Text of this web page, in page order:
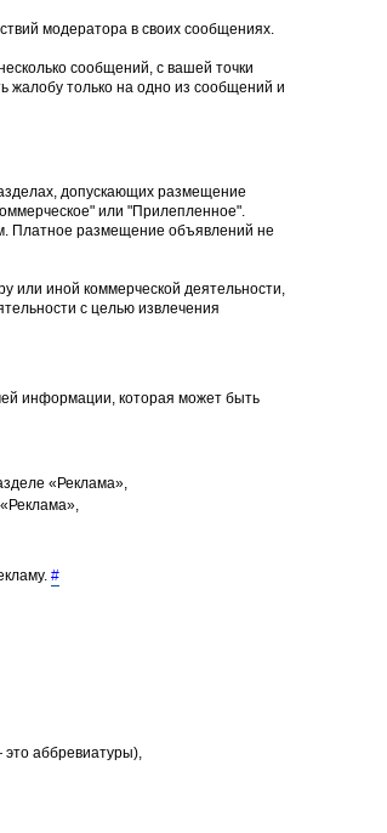
модератора в своих сообщениях.
сообщений, с вашей точки
жалобу только на одно из сообщений и
допускающих размещение
или "Прилепленное".
Платное размещение объявлений не
или иной коммерческой деятельности,
с целью извлечения
информации, которая может быть
«Реклама»,
#
аббревиатуры),